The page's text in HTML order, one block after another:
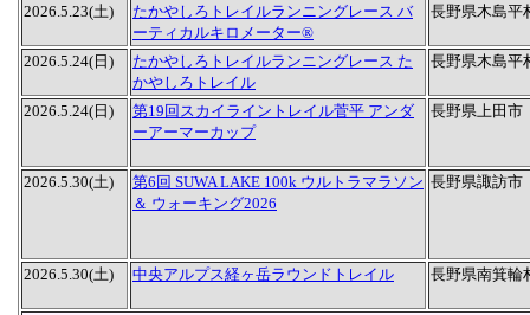
2026.5.23(土)
たかやしろトレイルランニングレース バ
ーティカルキロメーター®︎
長野県木島平
2026.5.24(日)
たかやしろトレイルランニングレース た
かやしろトレイル
長野県木島平
2026.5.24(日)
第19回スカイライントレイル菅平 アンダ
ーアーマーカップ
長野県上田市
2026.5.30(土)
第6回 SUWA LAKE 100k ウルトラマラソン
＆ ウォーキング2026
長野県諏訪市
2026.5.30(土) 中央アルプス経ヶ岳ラウンドトレイル 長野県南箕輪